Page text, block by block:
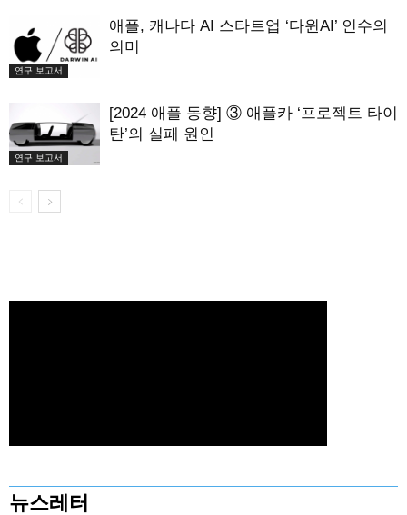
연구 보고서
애플, 캐나다 AI 스타트업 ‘다윈AI’ 인수의
의미
연구 보고서
[2024 애플 동향] ③ 애플카 ‘프로젝트 타이
탄’의 실패 원인
뉴스레터